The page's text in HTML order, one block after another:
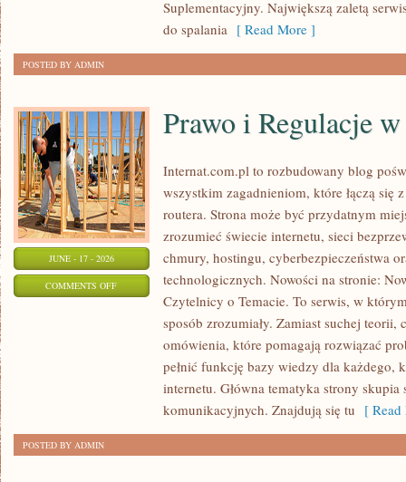
Suplementacyjny. Największą zaletą
do spalania [ Read More ]
POSTED BY ADMIN
JUNE - 17 - 2026
COMMENTS OFFON
REGULACJE
Prawo i Regulacje
Internat.com.pl to rozbudowany blog
wszystkim zagadnieniom, które łączą się
routera. Strona może być przydatnym
zrozumieć świecie internetu, sieci
chmury, hostingu, cyberbezpieczeństwa
technologicznych. Nowości na stronie:
Czytelnicy o Temacie. To serwis, w
sposób zrozumiały. Zamiast suchej
omówienia, które pomagają rozwiązać
pełnić funkcję bazy wiedzy dla każdego,
internetu. Główna tematyka strony skupia
komunikacyjnych. Znajdują się tu [
POSTED BY ADMIN